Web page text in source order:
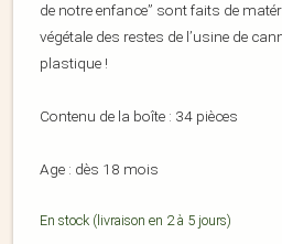
de notre enfance” sont faits de
végétale des restes de l’usine de
plastique !
Contenu de la boîte : 34 pièces
Age : dès 18 mois
En stock (livraison en 2 à 5 jours)